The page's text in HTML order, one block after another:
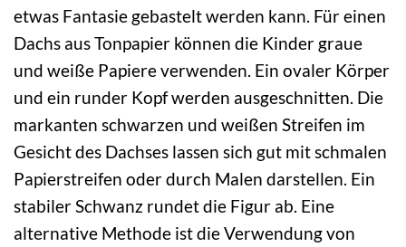
etwas Fantasie gebastelt werden kann. Für einen
Dachs aus Tonpapier können die Kinder graue
und weiße Papiere verwenden. Ein ovaler Körper
und ein runder Kopf werden ausgeschnitten. Die
markanten schwarzen und weißen Streifen im
Gesicht des Dachses lassen sich gut mit schmalen
Papierstreifen oder durch Malen darstellen. Ein
stabiler Schwanz rundet die Figur ab. Eine
alternative Methode ist die Verwendung von